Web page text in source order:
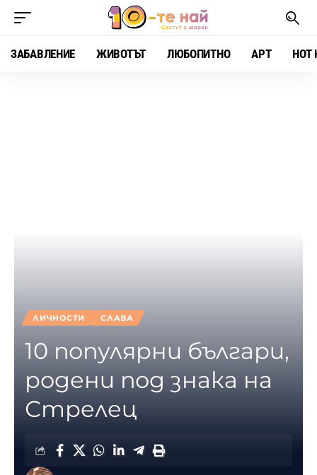
ЗАБАВЛЕНИЕ ЖИВОТЪТ ЛЮБОПИТНО АРТ HOT
ЛИЧНОСТИ СЛАВА
10 популярни българи,
родени под знака на
Стрелец